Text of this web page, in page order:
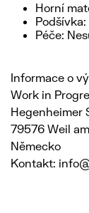
Horní
Péče:
Informace o
Work in
Hegenheimer
79576 Weil
Německo
Kontakt: